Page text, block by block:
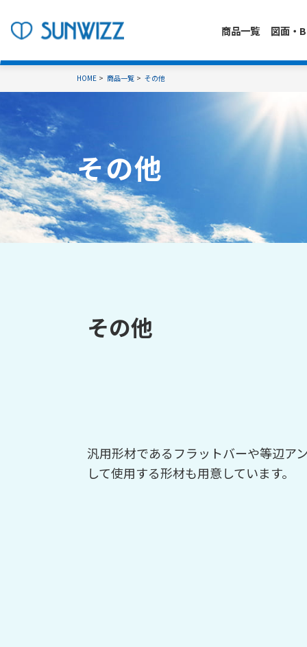
商品一覧 図面・
HOME 商品一覧 その他
その他
その他
汎用形材であるフラットバーや等辺ア
して使用する形材も用意しています。